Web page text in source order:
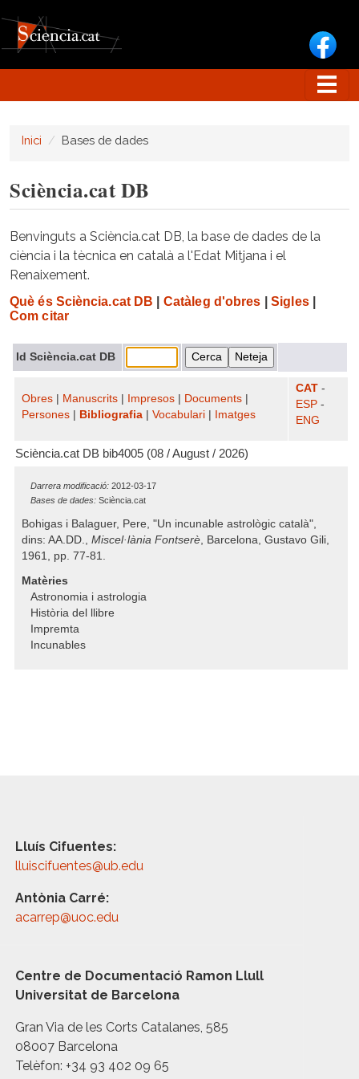
Inici Bases de dades
Sciència.cat DB
Benvinguts a Sciència.cat DB, la base de dades de la
ciència i la tècnica en català a l'Edat Mitjana i el
Renaixement.
Què és Sciència.cat DB Catàleg d'obres Sigles|
Com citar
Id Sciència.cat DB
Obres Manuscrits Impresos Documents
Persones
Bibliografia Vocabulari Imatges
CAT -
ESP -
ENG
Sciència.cat DB bib4005 (08 / August / 2026)
Darrera modificació: 2012-03-17
Bases de dades: Sciència.cat
Bohigas i Balaguer, Pere, "Un incunable astrològic català",
dins: AA.DD., Miscel·lània Fontserè, Barcelona, Gustavo Gili,
1961, pp. 77-81.
Matèries
Astronomia i astrologia
Història del llibre
Impremta
Incunables
Lluís Cifuentes:
lluiscifuentes@ub.edu
Antònia Carré:
acarrep@uoc.edu
Centre de Documentació Ramon Llull
Universitat de Barcelona
Gran Via de les Corts Catalanes, 585
08007 Barcelona
Telèfon: +34 93 402 09 65